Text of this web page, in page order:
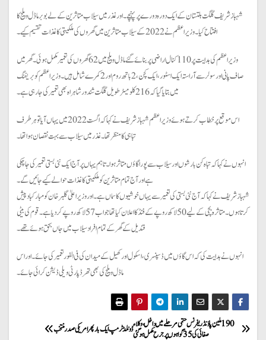
شہباز شریف گلگت بلتستان کے ایک دورہ دورے پر پہنچے۔ اور غذر میں سیلاب متاثرین کے لے بوبر ماڈل ویلج کا
افتتاح کیا۔ وزیر اعظم نے 2022 کے سیلاب متاثرین میں گھروں کی ملکیتی کاغذات تقسیم کیے۔
وزیر اعظم کی ہدایت پر 110 کنال اراضی پر بنائے گئے ماڈل ویلج میں 62 گھروں کی تعمیر مکمل ہوئی۔ گھر میں
صاف پانی اور سولر سے آراستہ ایک اسٹور، ایک کچن، 2 باتھ روم اور 2 کمرے شامل ہیں۔ وزیر اعظم کو بریفنگ
میں بتایا گیا کہ 216 کلومیٹر طویل گلگت شندور شاہراہ بھی تعمیر کی جا رہی ہے۔
اس موقع پر خطاب کرتے ہوئے وزیر اعظم شہباز شریف نے کہا کہ اگست 2022 میں یہاں آیا تو ہر طرف
تباہی کا منظر تھا۔ غذر میں سیلاب سے بہت نقصان ہوا تھا۔
انہوں نے کہا کہ تباہ کن بارشوں اور سیلاب سے پورا گاؤں متاثر ہوا۔ تاہم یہاں پر آج ایک نئی بستی تعمیر کی جا چکی
ہے اور آج تمام متاثرین کو ملکیتی کاغذات حوالے کیے جائیں گے۔
شہباز شریف نے کہا کہ آج نئی بستی کی تعمیر سے یہاں خوشیوں کا سماں ہے۔ اور وزیر اعلیٰ گلبر خان کو مبارکباد پیش
کرتا ہوں۔ متاثرہ بچی کے لیے 50 لاکھ روپے کے فنڈ کا اعلان کیا تھا جو اب 57 لاکھ روپے کر دیا ہے۔ قوم کی بیٹی
قندیل کے گھر کے تمام افراد سیلاب میں جاں بحق ہوئے تھے۔
انہوں نے ہدایت کی کہ اس گاؤں میں ڈسپنسری، اسکول اور کھیل کے میدان کی فی الفور تعمیر کی جائے۔ اور اس
ماڈل ویلج کی بھی تھرڈ پارٹی ویلی ڈیشن کرائی جائے۔
P
ڈونلڈ ٹرمپ ایک بار پھر امریکی صدر منتخب190 ملین پاؤنڈ ریفرنس حتمی مرحلے میں داخل، وکلاء
صفائی کی 35 گواہوں پر جرح مکمل ہوگئی